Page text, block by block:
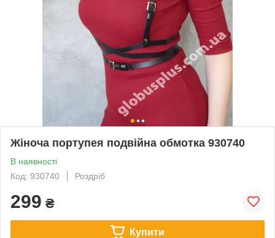
Жіноча портупея подвійна обмотка 930740
В наявності
Код: 930740
Роздріб
299 ₴
Купити